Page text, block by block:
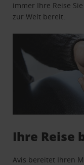
immer Ihre Reise
zur Welt bereit.
Ihre Reise
Avis bereitet Ihren